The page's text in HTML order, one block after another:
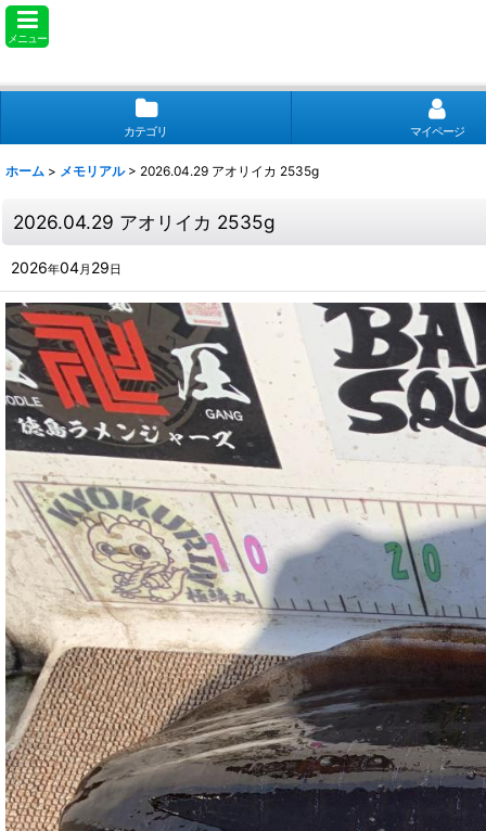
メニュー
カテゴリ マイページ
ホーム > メモリアル > 2026.04.29 アオリイカ 2535g
2026.04.29 アオリイカ 2535g
2026年04月 29 日